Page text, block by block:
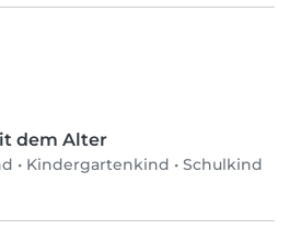
dem Alter
• Kindergartenkind • Schulkind